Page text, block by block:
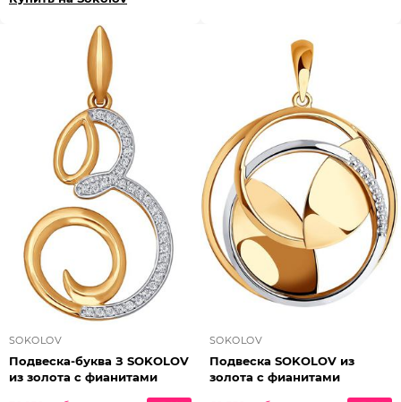
SOKOLOV
Подвеска-буква З SOKOLOV
из золота с фианитами
SOKOLOV
Подвеска SOKOLOV из
золота с фианитами